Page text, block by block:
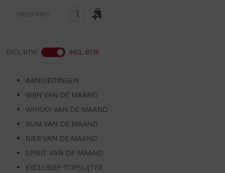
MEER INFO
EXCL. BTW INCL. BTW
AANBIEDINGEN
WIJN VAN DE MAAND
WHISKY VAN DE MAAND
RUM VAN DE MAAND
BIER VAN DE MAAND
SPIRIT VAN DE MAAND
EXCLUSIEF TOPSLIJTER